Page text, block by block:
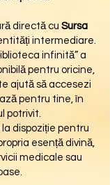
directă cu Sursa
intermediare.
infinită” a
pentru oricine,
ajută să accesezi
pentru tine, în
potrivit.
dispoziție pentru
esență divină,
medicale sau